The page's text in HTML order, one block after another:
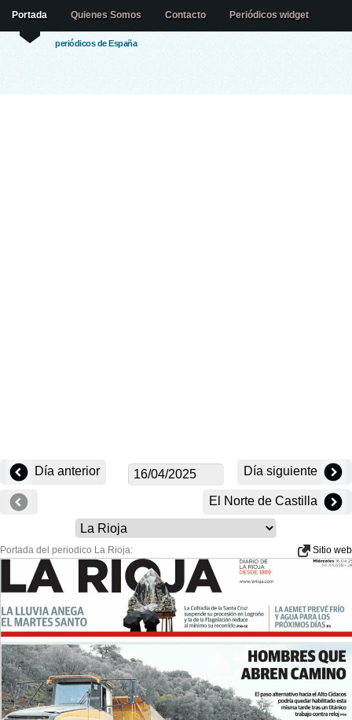
periódicos de España
Portada Quienes Somos Contacto Periódicos widget
Día anterior Día siguiente
El Norte de Castilla
Portada del periodico La Rioja: Sitio web